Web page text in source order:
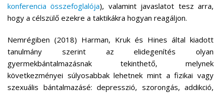
konferencia összefoglalója), valamint javaslatot tesz arra,
hogy a célszülő ezekre a taktikákra hogyan reagáljon.
Nemrégiben (2018) Harman, Kruk és Hines által kiadott
tanulmány szerint az elidegenítés olyan
gyermekbántalmazásnak tekinthető, melynek
következményei súlyosabbak lehetnek mint a fizikai vagy
szexuális bántalmazásé: depresszió, szorongás, addikció,